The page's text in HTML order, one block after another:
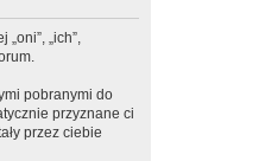
„ich”,
pobranymi do
przyznane ci
przez ciebie